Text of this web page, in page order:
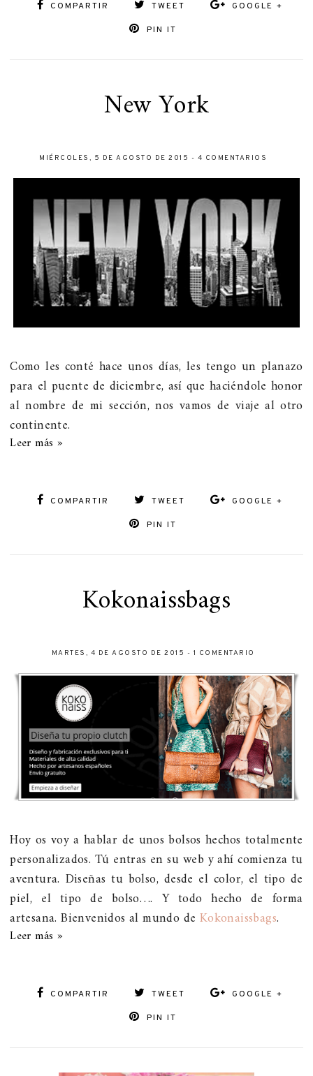
COMPARTIR TWEET GOOGLE +
PIN IT
New York
MIÉRCOLES, 5 DE AGOSTO DE 2015 - 4 COMENTARIOS
Como les conté hace unos días, les tengo un planazo
para el puente de diciembre, así que haciéndole honor
al nombre de mi sección, nos vamos de viaje al otro
continente.
Leer más »
COMPARTIR TWEET GOOGLE +
PIN IT
Kokonaissbags
MARTES, 4 DE AGOSTO DE 2015 - 1 COMENTARIO
Hoy os voy a hablar de unos bolsos hechos totalmente
personalizados. Tú entras en su web y ahí comienza tu
aventura. Diseñas tu bolso, desde el color, el tipo de
piel, el tipo de bolso…. Y todo hecho de forma
artesana. Bienvenidos al mundo de Kokonaissbags.
Leer más »
COMPARTIR TWEET GOOGLE +
PIN IT